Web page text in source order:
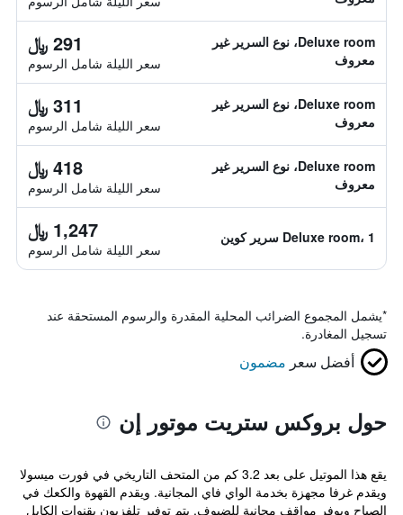
Deluxe room، نوع السرير غير
معروف
291 ﷼
سعر الليلة شامل الرسوم
Deluxe room، نوع السرير غير
معروف
311 ﷼
سعر الليلة شامل الرسوم
Deluxe room، نوع السرير غير
معروف
418 ﷼
سعر الليلة شامل الرسوم
Deluxe room، 1 سرير كوين 1,247 ﷼
سعر الليلة شامل الرسوم
*يشمل المجموع الضرائب المحلية المقدرة والرسوم المستحقة عند
تسجيل المغادرة.
أفضل سعر مضمون
حول بروكس ستريت موتور إن
يقع هذا الموتيل على بعد 3.2 كم من المتحف التاريخي في فورت ميسولا
ويقدم غرفا مجهزة بخدمة الواي فاي المجانية. ويقدم القهوة والكعك في
الصباح ويوفر مواقف مجانية للضيوف. يتم توفير تلفزيون بقنوات الكابل